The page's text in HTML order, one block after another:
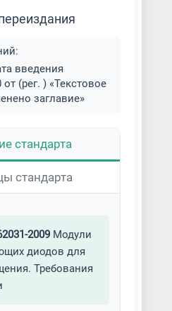
введения
(рег. ) «Текстовое
заглавие»
стандарта
стандарта
2009Модули
диодов для
Требования